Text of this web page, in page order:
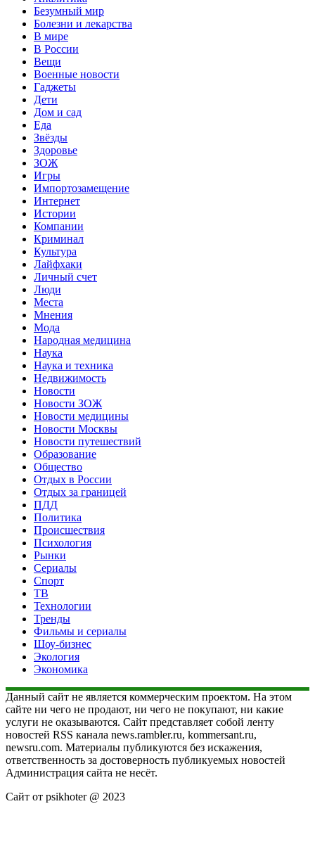
Безумный мир
Болезни и лекарства
В мире
В России
Вещи
Военные новости
Гаджеты
Дети
Дом и сад
Еда
Звёзды
Здоровье
ЗОЖ
Игры
Импортозамещение
Интернет
Истории
Компании
Криминал
Культура
Лайфхаки
Личный счет
Люди
Места
Мнения
Мода
Народная медицина
Наука
Наука и техника
Недвижимость
Новости
Новости ЗОЖ
Новости медицины
Новости Москвы
Новости путешествий
Образование
Общество
Отдых в России
Отдых за границей
ПДД
Политика
Происшествия
Психология
Рынки
Сериалы
Спорт
ТВ
Технологии
Тренды
Фильмы и сериалы
Шоу-бизнес
Экология
Экономика
Данный сайт не является коммерческим проектом. На этом
сайте ни чего не продают, ни чего не покупают, ни какие
услуги не оказываются. Сайт представляет собой ленту
новостей RSS канала news.rambler.ru, kommersant.ru,
newsru.com. Материалы публикуются без искажения,
ответственность за достоверность публикуемых новостей
Администрация сайта не несёт.
Сайт от psikhoter @ 2023